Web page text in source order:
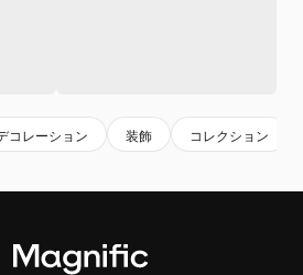
コレーション 装飾 コレクション